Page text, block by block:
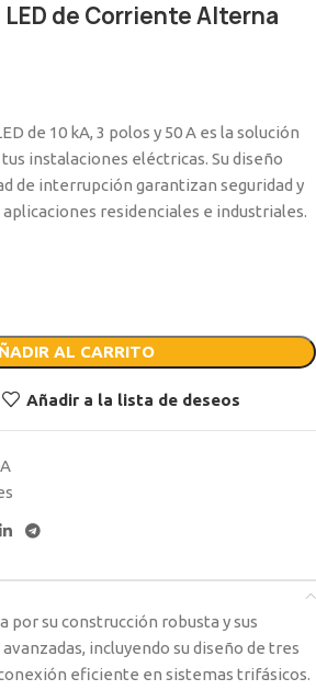
de Corriente Alterna
de 10 kA, 3 polos y 50 A es la solución
instalaciones eléctricas. Su diseño
de interrupción garantizan seguridad y
residenciales e industriales.
AL CARRITO
Añadir a la lista de deseos
por su construcción robusta y sus
incluyendo su diseño de tres
eficiente en sistemas trifásicos.